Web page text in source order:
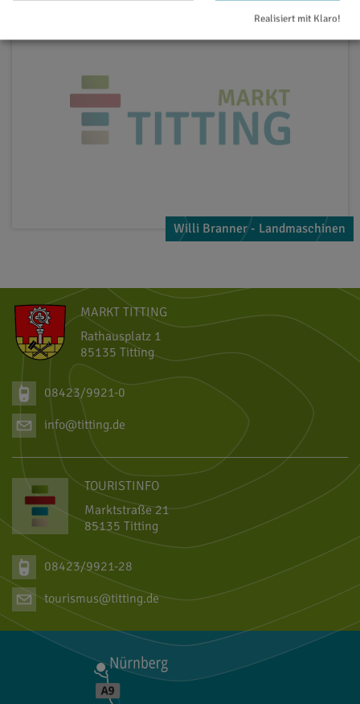
Willi Branner - Landmaschinen
MARKT TITTING
Rathausplatz 1
85135 Titting
08423/9921-0
info@titting.de
TOURISTINFO
Marktstraße 21
85135 Titting
08423/9921-28
tourismus@titting.de
Realisiert mit Klaro!